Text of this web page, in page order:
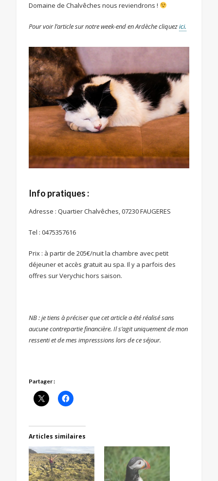
Domaine de Chalvêches nous reviendrons !
Pour voir l’article sur notre week-end en Ardèche cliquezici.
Info pratiques :
Adresse : Quartier Chalvêches, 07230 FAUGERES
Tel : 0475357616
Prix : à partir de 205€/nuit la chambre avec petit
déjeuner et accès gratuit au spa. Il y a parfois des
offres sur Verychic hors saison.
NB : je tiens à préciser que cet article a été réalisé sans
aucune contrepartie financière. Il s’agit uniquement de mon
ressenti et de mes impresssions lors de ce séjour.
Partager :
Articles similaires